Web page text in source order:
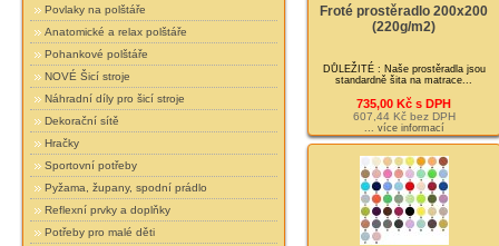
Povlaky na polštáře
Anatomické a relax polštáře
Pohankové polštáře
NOVÉ Šicí stroje
Náhradní díly pro šicí stroje
Dekorační sítě
Hračky
Sportovní potřeby
Pyžama, župany, spodní prádlo
Reflexní prvky a doplňky
Potřeby pro malé děti
Froté prostěradlo 200x200
(220g/m2)
DŮLEŽITÉ : Naše prostěradla jsou
standardně šita na matrace...
735,00 Kč s DPH
607,44 Kč bez DPH
... více informací